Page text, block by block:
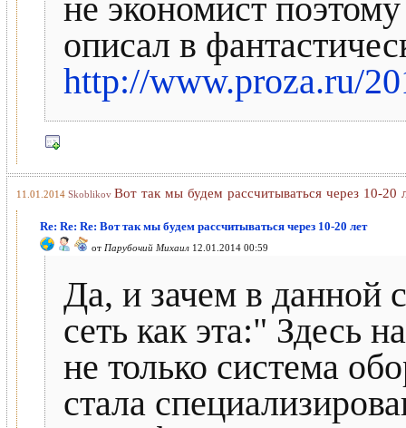
не экономист
описал в
http://www.proza.ru/
11.01.2014 Skoblikov Вот так мы будем рассчитываться через 10-20
Re: Re: Re: Вот так мы будем рассчитываться через 10-20 лет
от Парубочий Михаил 12.01.2014 00:59
Да, и зачем в данной
сеть как эта:" Здесь
не только система
стала